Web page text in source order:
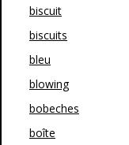
biscuit
biscuits
bleu
blowing
bobeches
boîte